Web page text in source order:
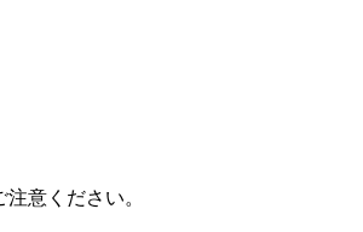
意ください。